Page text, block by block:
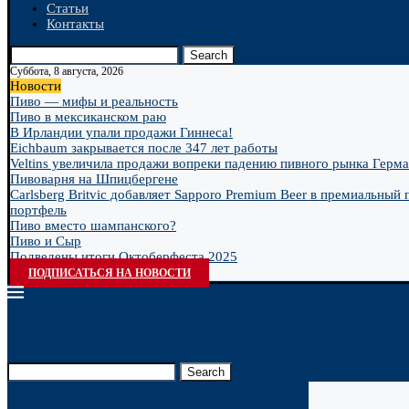
Статьи
Контакты
Search
Суббота, 8 августа, 2026
Новости
Пиво — мифы и реальность
Пиво в мексиканском раю
В Ирландии упали продажи Гиннеса!
Eichbaum закрывается после 347 лет работы
Veltins увеличила продажи вопреки падению пивного рынка
Пивоварня на Шпицбергене
Carlsberg Britvic добавляет Sapporo Premium Beer в премиальный
портфель
Пиво вместо шампанского?
Пиво и Сыр
Подведены итоги Октоберфеста 2025
ПОДПИСАТЬСЯ НА НОВОСТИ
Search